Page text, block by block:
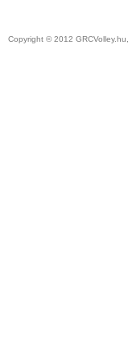
Copyright © 2012